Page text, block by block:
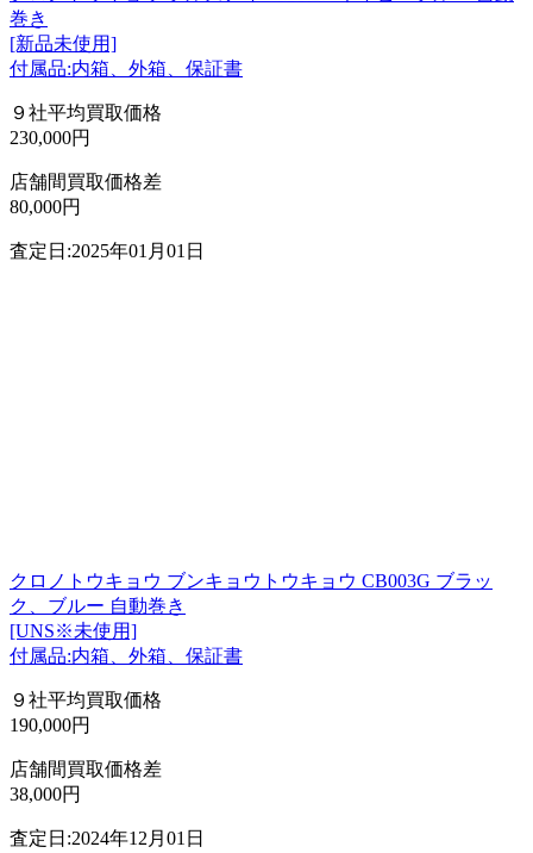
巻き
[新品未使用]
付属品:内箱、外箱、保証書
９社平均買取価格
230,000円
店舗間買取価格差
80,000円
査定日:2025年01月01日
クロノトウキョウ ブンキョウトウキョウ CB003G ブラッ
ク、ブルー 自動巻き
[UNS※未使用]
付属品:内箱、外箱、保証書
９社平均買取価格
190,000円
店舗間買取価格差
38,000円
査定日:2024年12月01日